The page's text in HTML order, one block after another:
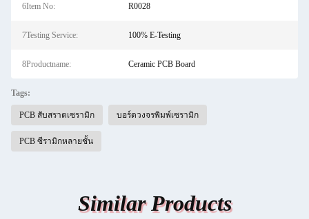
6Item No: R0028
7Testing Service: 100% E-Testing
8Productname: Ceramic PCB Board
Tags:
PCB สับสราตเซรามิก บอร์ดวงจรพิมพ์เซรามิก
PCB ซีรามิกหลายชั้น
Similar Products